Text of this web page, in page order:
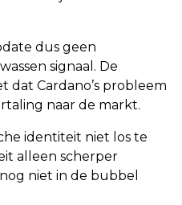
dus geen
signaal. De
dat Cardano’s probleem
naar de markt.
identiteit niet los te
alleen scherper
niet in de bubbel